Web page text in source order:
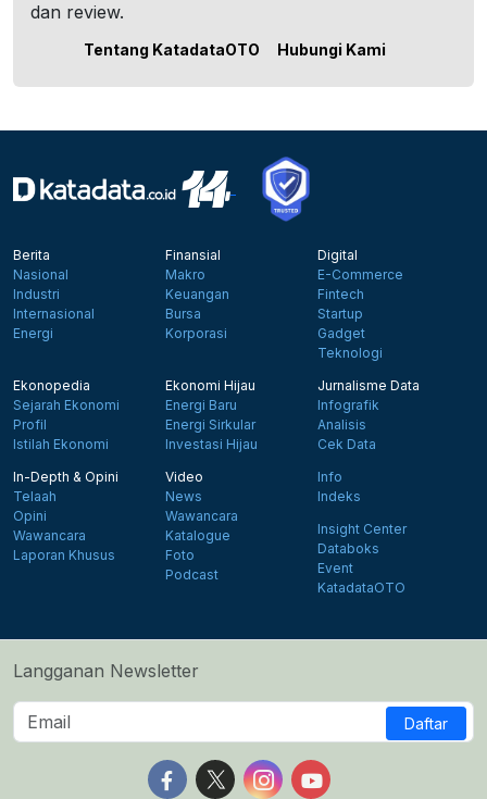
dan review.
Tentang KatadataOTO Hubungi Kami
Berita
Nasional
Industri
Internasional
Energi
Finansial
Makro
Keuangan
Bursa
Korporasi
Digital
E-Commerce
Fintech
Startup
Gadget
Teknologi
Ekonopedia
Sejarah Ekonomi
Profil
Istilah Ekonomi
Ekonomi Hijau
Energi Baru
Energi Sirkular
Investasi Hijau
Jurnalisme Data
Infografik
Analisis
Cek Data
In-Depth & Opini
Telaah
Opini
Wawancara
Laporan Khusus
Video
News
Wawancara
Katalogue
Foto
Podcast
Info
Indeks
Insight Center
Databoks
Event
KatadataOTO
Langganan Newsletter
Daftar
Follow us on Facebook
Follow us on X
Follow us on Instagram
Follow us on